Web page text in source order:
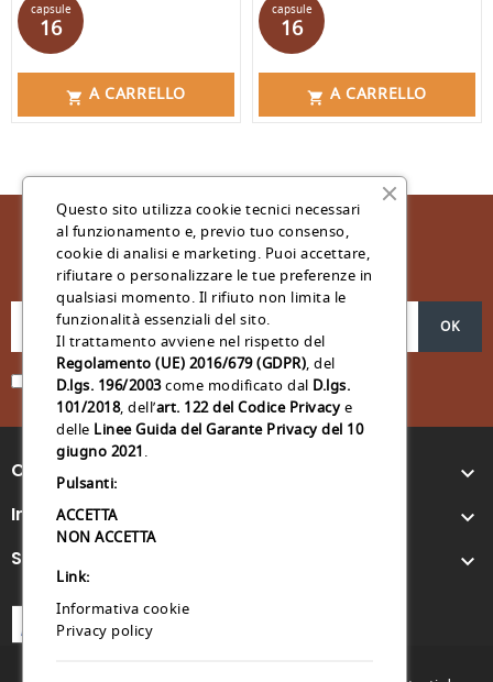
capsule
16
 A CARRELLO
capsule
16
 A CARRELLO
Iscriviti Alla Nostra Newsletter
Acconsento al trattamento dei miei dati personali *
Contattaci 
Info CapsuleShop.it 
Servizio Clienti 
Questo sito utilizza cookie tecnici necessari
al funzionamento e, previo tuo consenso,
cookie di analisi e marketing. Puoi accettare,
rifiutare o personalizzare le tue preferenze in
qualsiasi momento. Il rifiuto non limita le
funzionalità essenziali del sito.
Il trattamento avviene nel rispetto del
Regolamento (UE) 2016/679 (GDPR), del
D.lgs. 196/2003come modificato dal D.lgs.
101/2018, dell’art. 122 del Codice Privacye
delle Linee Guida del Garante Privacy del 10
giugno 2021.
Pulsanti:
ACCETTA
NON ACCETTA
Link:
Informativa cookie
Privacy policy